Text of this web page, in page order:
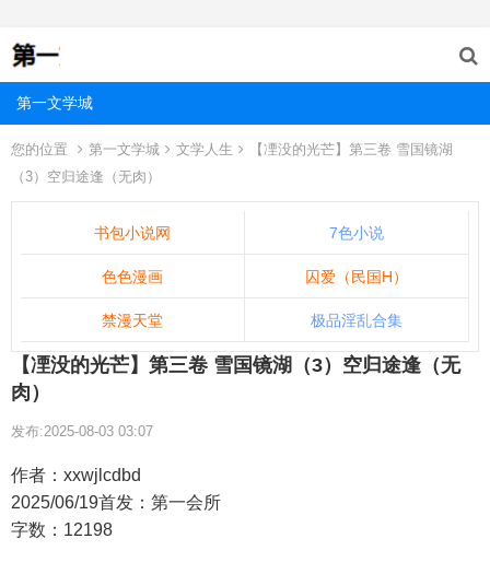
第一文学城
您的位置 第一文学城 文学人生
【凐没的光芒】第三卷 雪国镜湖
（3）空归途逢（无肉）
书包小说网 7色小说
色色漫画 囚爱（民国H）
禁漫天堂 极品淫乱合集
【凐没的光芒】第三卷 雪国镜湖（3）空归途逢（无
肉）
发布:2025-08-03 03:07
作者：xxwjlcdbd
2025/06/19首发：第一会所
字数：12198